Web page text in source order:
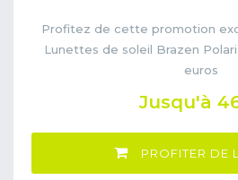
Profitez de cette promotion
Lunettes de soleil Brazen
euros
Jusqu'à
PROFITER DE